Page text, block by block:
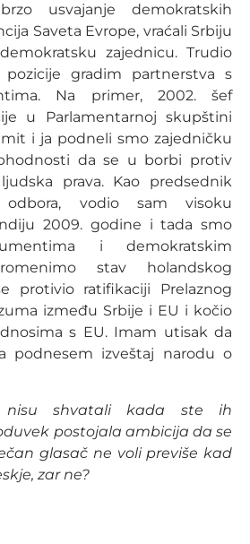
usvajanje demokratskih
Saveta Evrope, vraćali Srbiju
zajednicu. Trudio
gradim partnerstva s
Na primer, 2002. šef
u Parlamentarnoj skupštini
i ja podneli smo zajedničku
da se u borbi protiv
prava. Kao predsednik
odbora, vodio sam visoku
2009. godine i tada smo
i demokratskim
stav holandskog
protivio ratifikaciji Prelaznog
između Srbije i EU i kočio
s EU. Imam utisak da
podnesem izveštaj narodu o
nisu shvatali kada ste ih
postojala ambicija da se
glasač ne voli previše kad
zar ne?